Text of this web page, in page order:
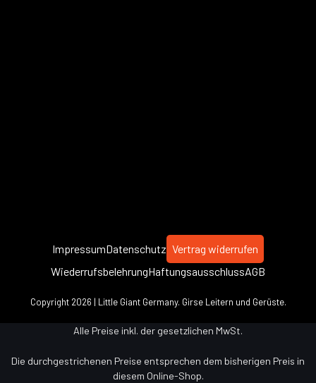
ImpressumDatenschutz Vertrag widerrufen
WiederrufsbelehrungHaftungsausschlussAGB
Copyright 2026 | Little Giant Germany. Girse Leitern und Gerüste.
Alle Preise inkl. der gesetzlichen MwSt.
Die durchgestrichenen Preise entsprechen dem bisherigen Preis in
diesem Online-Shop.